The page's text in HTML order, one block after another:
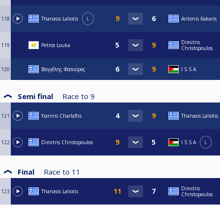
118 Thanasis Laliotis L Antonis Kakaris
119 Petros Louka
Dimitris
Christopoulos
120 Βαγγέλης Φατούρος I S S A
Semi final Race to 9
121 Yiannis Charlaftis Thanasis Laliotis
122 Dimitris Christopoulos I S S A L
Final Race to 11
123 Thanasis Laliotis
Dimitris
Christopoulos